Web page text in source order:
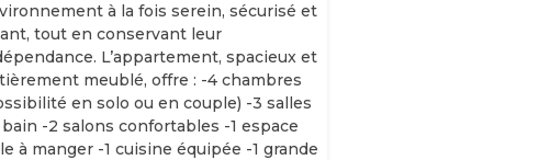
à la fois serein, sécurisé et
tout en conservant leur
L’appartement, spacieux et
meublé, offre : -4 chambres
en solo ou en couple) -3 salles
-2 salons confortables -1 espace
à manger -1 cuisine équipée -1 grande